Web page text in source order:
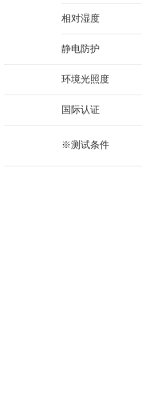
相对湿度
静电防护
环境光照度
国际认证
※测试条件